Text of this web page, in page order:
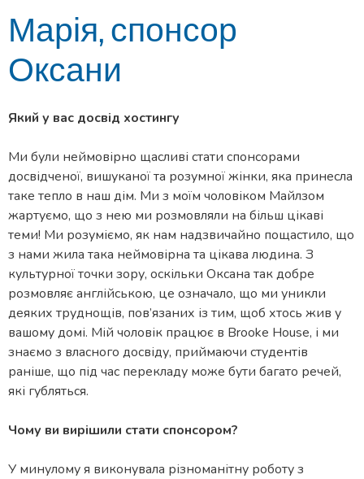
Марія, спонсор
Оксани
Який у вас досвід хостингу
Ми були неймовірно щасливі стати спонсорами
досвідченої, вишуканої та розумної жінки, яка принесла
таке тепло в наш дім. Ми з моїм чоловіком Майлзом
жартуємо, що з нею ми розмовляли на більш цікаві
теми! Ми розуміємо, як нам надзвичайно пощастило, що
з нами жила така неймовірна та цікава людина. З
культурної точки зору, оскільки Оксана так добре
розмовляє англійською, це означало, що ми уникли
деяких труднощів, пов’язаних із тим, щоб хтось жив у
вашому домі. Мій чоловік працює в Brooke House, і ми
знаємо з власного досвіду, приймаючи студентів
раніше, що під час перекладу може бути багато речей,
які губляться.
Чому ви вирішили стати спонсором?
У минулому я виконувала різноманітну роботу з